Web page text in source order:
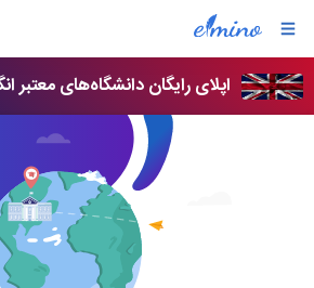
اپلای رایگان دانشگاه‌های معتبر